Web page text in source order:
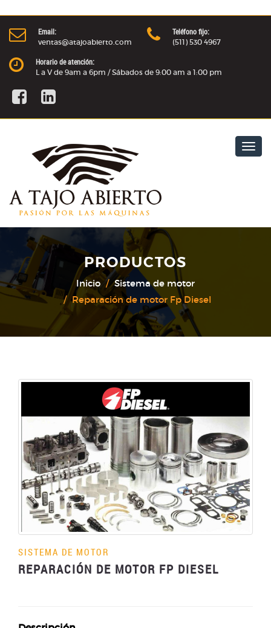
Email:
ventas@atajoabierto.com
Teléfono fijo:
(511) 530 4967
Horario de atención:
L a V de 9am a 6pm / Sábados de 9:00 am a 1:00 pm
PRODUCTOS
Inicio
Sistema de motor
Reparación de motor Fp Diesel
SISTEMA DE MOTOR
REPARACIÓN DE MOTOR FP DIESEL